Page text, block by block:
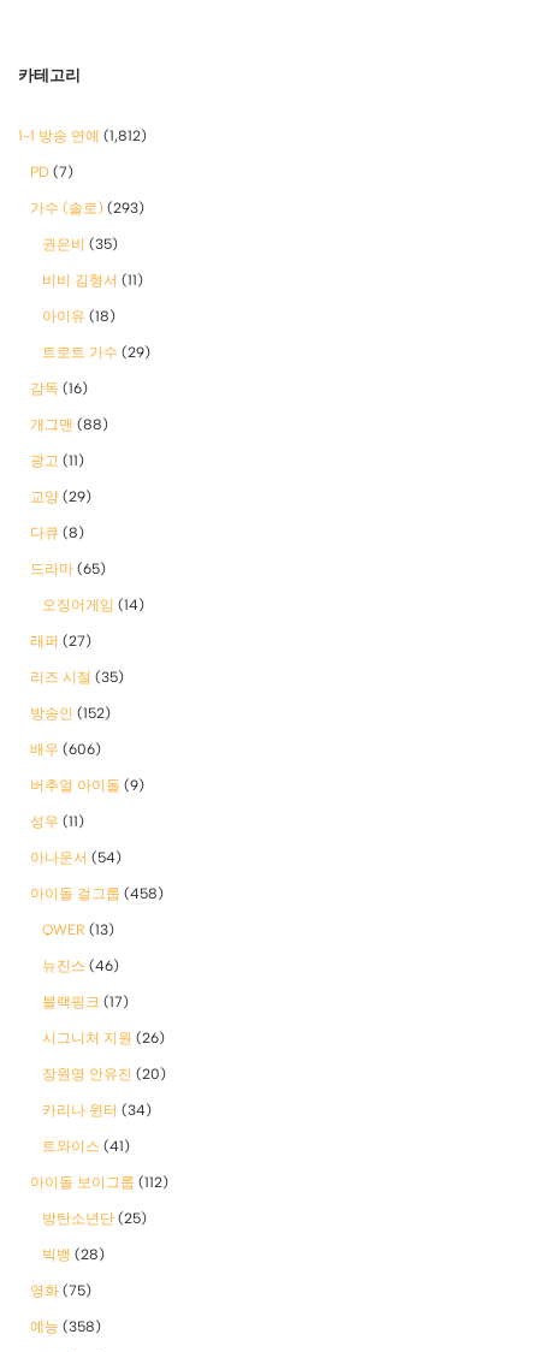
카테고리
1-1 방송 연예 (1,812)
PD (7)
가수 (솔로) (293)
권은비 (35)
비비 김형서 (11)
아이유 (18)
트로트 가수 (29)
감독 (16)
개그맨 (88)
광고 (11)
교양 (29)
다큐 (8)
드라마 (65)
오징어게임 (14)
래퍼 (27)
리즈 시절 (35)
방송인 (152)
배우 (606)
버추얼 아이돌 (9)
성우 (11)
아나운서 (54)
아이돌 걸그룹 (458)
QWER (13)
뉴진스 (46)
블랙핑크 (17)
시그니처 지원 (26)
장원영 안유진 (20)
카리나 윈터 (34)
트와이스 (41)
아이돌 보이그룹 (112)
방탄소년단 (25)
빅뱅 (28)
영화 (75)
예능 (358)